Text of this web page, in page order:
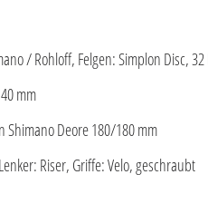
/ Rohloff, Felgen: Simplon Disc, 32
mm
Shimano Deore 180/180 mm
Riser, Griffe: Velo, geschraubt